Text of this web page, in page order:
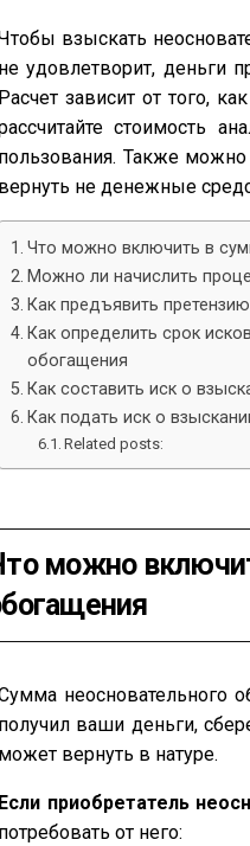
взыскать
не удовлетворит, деньги
Расчет зависит от того,
стоимость
пользования. Также
вернуть не денежные
Что можно включить в
Можно ли начислить
Как предъявить
Как определить срок
обогащения
Как составить иск о
Как подать иск о
Related posts:
можно
неосновательного
получил ваши деньги,
может вернуть в натуре.
Если приобретатель
потребовать от него: